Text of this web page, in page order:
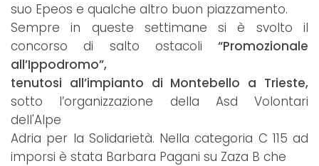
suo Epeos e qualche altro buon piazzamento.
Sempre in queste settimane si è svolto il
concorso di salto ostacoli “Promozionale
all’Ippodromo”,
tenutosi all’impianto di Montebello a Trieste,
sotto l’organizzazione della Asd Volontari
dell'Alpe
Adria per la Solidarietà. Nella categoria C 115 ad
imporsi è stata Barbara Pagani su Zaza B che